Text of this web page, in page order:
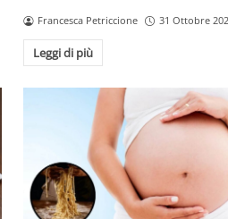
Francesca Petriccione 31 Ottobre
Leggi di più